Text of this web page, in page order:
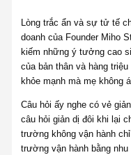
Lòng trắc ẩn và sự tử tế
doanh của Founder Miho
kiếm những ý tưởng cao
của bản thân và hàng
khỏe mạnh mà mẹ không
Câu hỏi ấy nghe có vẻ
câu hỏi giản dị đôi khi lại
trường không vận hành
trường vận hành bằng